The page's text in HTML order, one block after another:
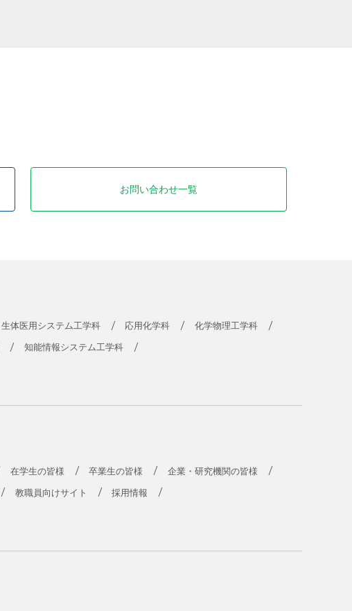
お問い合わせ一覧
生体医用システム工学科 応用化学科 化学物理工学科
知能情報システム工学科
在学生の皆様 卒業生の皆様 企業・研究機関の皆様
教職員向けサイト 採用情報